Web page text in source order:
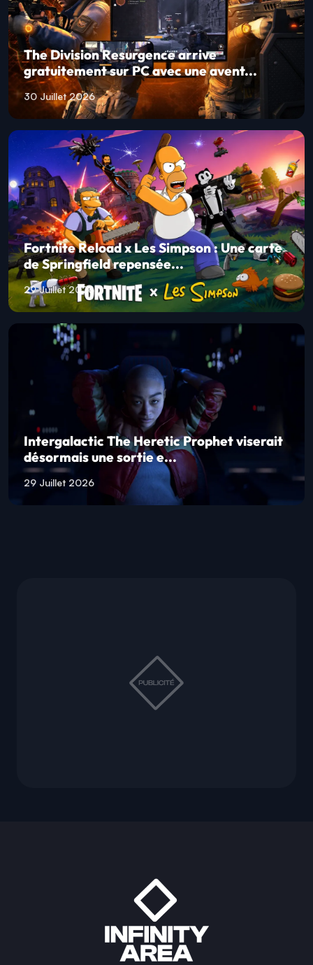
The Division Resurgence arrive
gratuitement sur PC avec une avent...
30 Juillet 2026
Fortnite Reload x Les Simpson : Une carte
de Springfield repensée...
29 Juillet 2026
Intergalactic The Heretic Prophet viserait
désormais une sortie e...
29 Juillet 2026